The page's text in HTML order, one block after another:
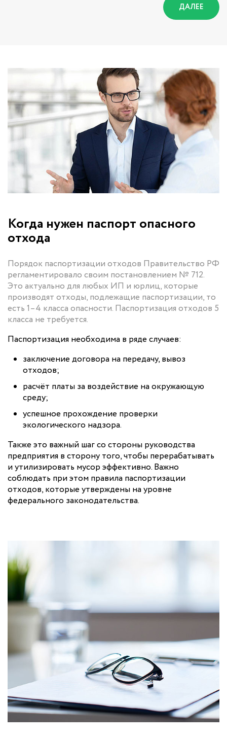
ДАЛЕЕ
Когда нужен паспорт опасного
отхода
Порядок паспортизации отходов Правительство РФ
регламентировало своим постановлением № 712.
Это актуально для любых ИП и юрлиц, которые
производят отходы, подлежащие паспортизации, то
есть 1–4 класса опасности. Паспортизация отходов 5
класса не требуется.
Паспортизация необходима в ряде случаев:
заключение договора на передачу, вывоз
отходов;
расчёт платы за воздействие на окружающую
среду;
успешное прохождение проверки
экологического надзора.
Также это важный шаг со стороны руководства
предприятия в сторону того, чтобы перерабатывать
и утилизировать мусор эффективно. Важно
соблюдать при этом правила паспортизации
отходов, которые утверждены на уровне
федерального законодательства.